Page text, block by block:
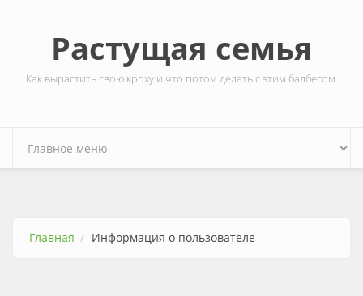
Растущая семья
Как вырастить свою кроху и что потом делать с этим балбесом.
Главная Информация о пользователе